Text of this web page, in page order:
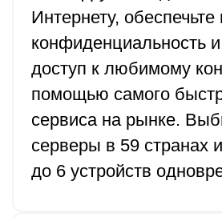
Интернету,
конфиденциальность
доступ к любимому
помощью самого
сервиса на рынке.
серверы в 59 странах
до 6 устройств